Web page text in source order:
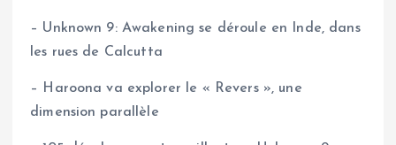
– Unknown 9: Awakening se déroule en Inde, dans
les rues de Calcutta
– Haroona va explorer le « Revers », une
dimension parallèle